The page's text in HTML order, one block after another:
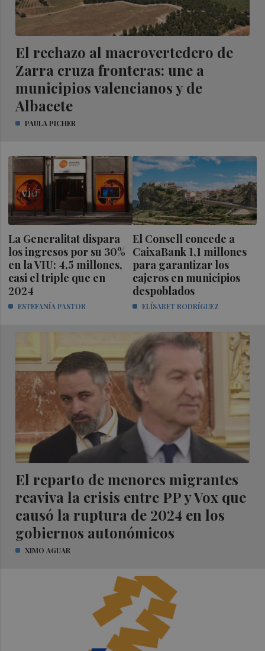
El rechazo al macrovertedero de
Zarra cruza fronteras: une a
municipios valencianos y de
Albacete
PAULA PICHER
La Generalitat dispara
los ingresos por su 30%
en la VIU: 4,5 millones,
casi el triple que en
2024
ESTEFANÍA PASTOR
El Consell concede a
CaixaBank 1,1 millones
para garantizar los
cajeros en municipios
despoblados
ELÍSABET RODRÍGUEZ
El reparto de menores migrantes
reaviva la crisis entre PP y Vox que
causó la ruptura de 2024 en los
gobiernos autonómicos
XIMO AGUAR